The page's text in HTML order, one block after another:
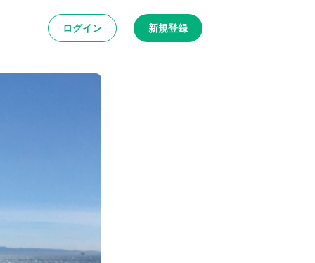
ログイン 新規登録